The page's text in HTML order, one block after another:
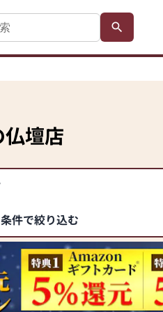
仏壇店
件で絞り込む